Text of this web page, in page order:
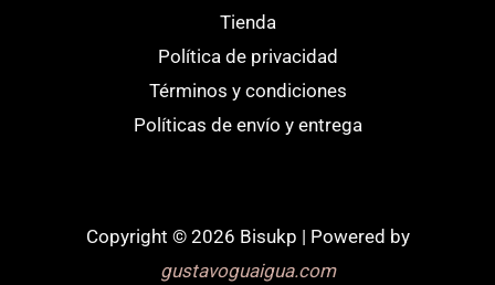
Tienda
Política de privacidad
Términos y condiciones
Políticas de envío y entrega
Copyright © 2026 Bisukp | Powered by
gustavoguaigua.com